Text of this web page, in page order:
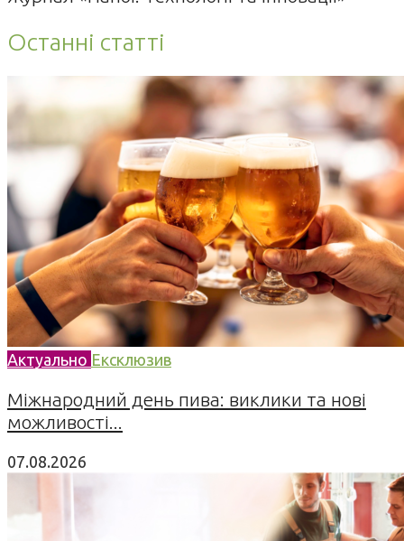
Останні статті
Актуально Ексклюзив
Міжнародний день пива: виклики та нові
можливості...
07.08.2026